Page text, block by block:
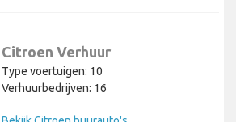
Citroen Verhuur
Type voertuigen: 10
Verhuurbedrijven: 16